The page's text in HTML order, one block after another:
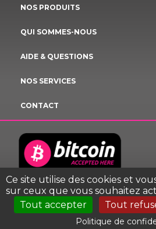
Ce site utilise des cookies et
sur ceux que vous souhaitez
Tout accepter
Tout
Politique de
NOS PRODUITS
QUI SOMMES-NOUS
AIDE & QUESTIONS
NOS SERVICES
CONTACT
MENTIONS LEGALES TROPIC SPA